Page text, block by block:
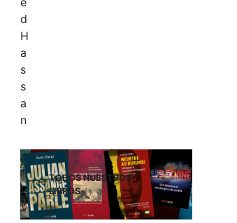
TODOS NUESTROS
LIBROS